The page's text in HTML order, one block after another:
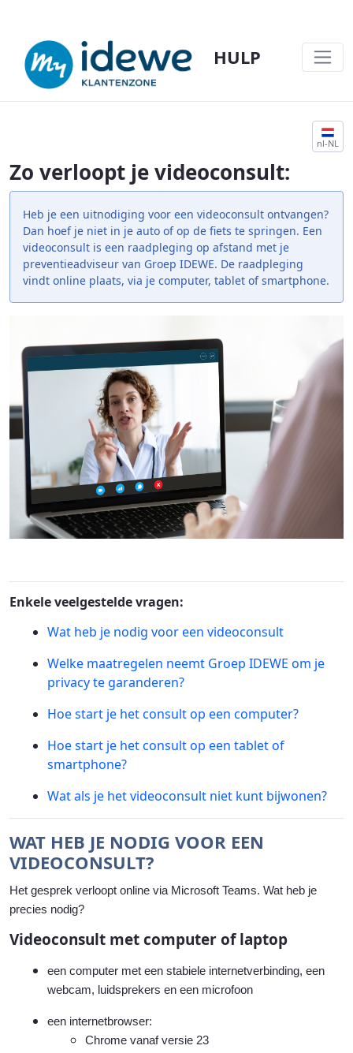
HULP
nl-NL
Zo verloopt je videoconsult:
Heb je een uitnodiging voor een videoconsult ontvangen?
Dan hoef je niet in je auto of op de fiets te springen. Een
videoconsult is een raadpleging op afstand met je
preventieadviseur van Groep IDEWE. De raadpleging
vindt online plaats, via je computer, tablet of smartphone.
Enkele veelgestelde vragen:
Wat heb je nodig voor een videoconsult
Welke maatregelen neemt Groep IDEWE om je
privacy te garanderen?
Hoe start je het consult op een computer?
Hoe start je het consult op een tablet of
smartphone?
Wat als je het videoconsult niet kunt bijwonen?
WAT HEB JE NODIG VOOR EEN
VIDEOCONSULT?
Het gesprek verloopt online via Microsoft Teams. Wat heb je
precies nodig?
Videoconsult met computer of laptop
een computer met een stabiele internetverbinding, een
webcam, luidsprekers en een microfoon
een internetbrowser:
Chrome vanaf versie 23